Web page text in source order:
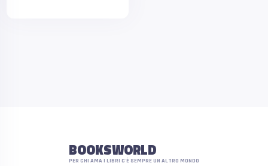
BOOKSWORLD
PER CHI AMA I LIBRI C'È SEMPRE UN ALTRO MONDO